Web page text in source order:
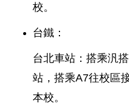
校。
台鐵：
台北車站：搭乘汎
站，搭乘A7往校區
本校。